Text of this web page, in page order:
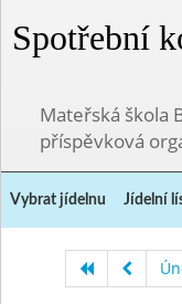
Spotřební
Mateřská škola
příspěvková
Vybrat jídelnu Jídelní